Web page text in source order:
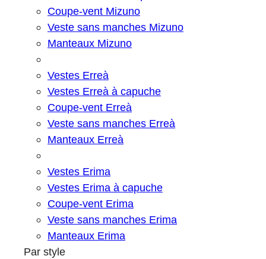
Coupe-vent Mizuno
Veste sans manches Mizuno
Manteaux Mizuno
Vestes Erreà
Vestes Erreà à capuche
Coupe-vent Erreà
Veste sans manches Erreà
Manteaux Erreà
Vestes Erima
Vestes Erima à capuche
Coupe-vent Erima
Veste sans manches Erima
Manteaux Erima
Par style